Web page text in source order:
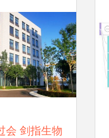
会 剑指生物